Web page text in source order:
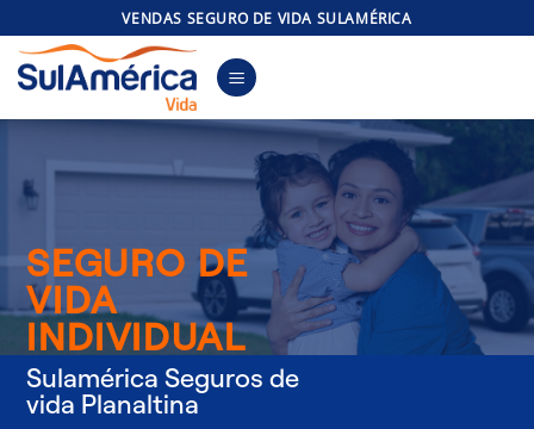
to
content
VENDAS SEGURO DE VIDA SULAMÉRICA
SEGURO DE
VIDA
INDIVIDUAL
Sulamérica Seguros de
vida Planaltina